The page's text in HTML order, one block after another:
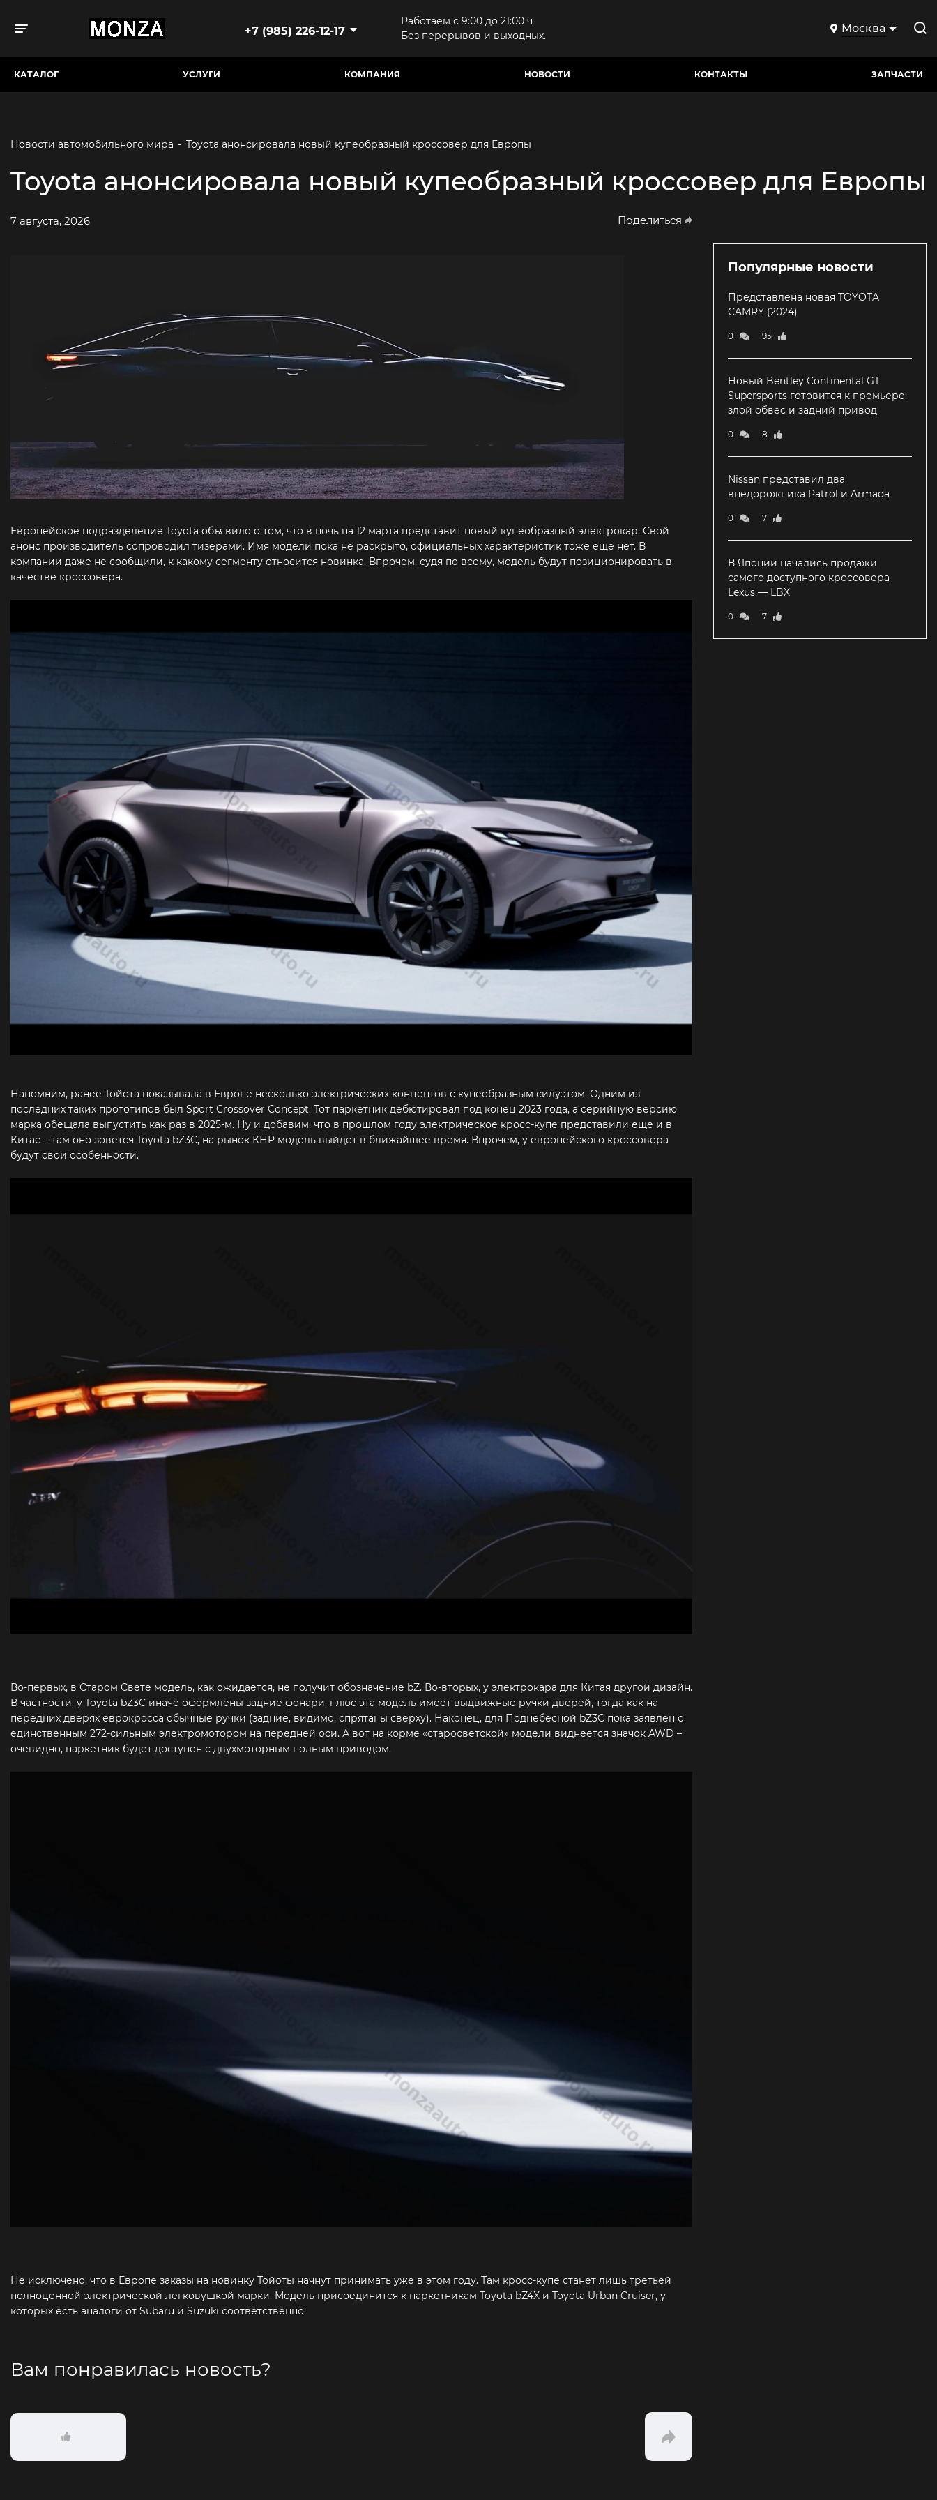
Toggle navigation +7 (985) 226-12-17
Работаем с 9:00 до 21:00 ч
Без перерывов и выходных.
Москва
КАТАЛОГ УСЛУГИ КОМПАНИЯ НОВОСТИ КОНТАКТЫ ЗАПЧАСТИ
Новости автомобильного мира - Toyota анонсировала новый купеобразный кроссовер для Европы
Toyota анонсировала новый купеобразный кроссовер для Европы
7 августа, 2026 Поделиться
Европейское подразделение Toyota объявило о том, что в ночь на 12 марта представит новый купеобразный электрокар. Свой
анонс производитель сопроводил тизерами. Имя модели пока не раскрыто, официальных характеристик тоже еще нет. В
компании даже не сообщили, к какому сегменту относится новинка. Впрочем, судя по всему, модель будут позиционировать в
качестве кроссовера.
Напомним, ранее Тойота показывала в Европе несколько электрических концептов с купеобразным силуэтом. Одним из
последних таких прототипов был Sport Crossover Concept. Тот паркетник дебютировал под конец 2023 года, а серийную версию
марка обещала выпустить как раз в 2025-м. Ну и добавим, что в прошлом году электрическое кросс-купе представили еще и в
Китае – там оно зовется Toyota bZ3C, на рынок КНР модель выйдет в ближайшее время. Впрочем, у европейского кроссовера
будут свои особенности.
Во-первых, в Старом Свете модель, как ожидается, не получит обозначение bZ. Во-вторых, у электрокара для Китая другой дизайн.
В частности, у Toyota bZ3C иначе оформлены задние фонари, плюс эта модель имеет выдвижные ручки дверей, тогда как на
передних дверях еврокросса обычные ручки (задние, видимо, спрятаны сверху). Наконец, для Поднебесной bZ3C пока заявлен с
единственным 272-сильным электромотором на передней оси. А вот на корме «старосветской» модели виднеется значок AWD –
очевидно, паркетник будет доступен с двухмоторным полным приводом.
Не исключено, что в Европе заказы на новинку Тойоты начнут принимать уже в этом году. Там кросс-купе станет лишь третьей
полноценной электрической легковушкой марки. Модель присоединится к паркетникам Toyota bZ4X и Toyota Urban Cruiser, у
которых есть аналоги от Subaru и Suzuki соответственно.
Вам понравилась новость?
Популярные новости
Представлена новая TOYOTA
CAMRY (2024)
0 95
Новый Bentley Continental GT
Supersports готовится к премьере:
злой обвес и задний привод
0 8
Nissan представил два
внедорожника Patrol и Armada
0 7
В Японии начались продажи
самого доступного кроссовера
Lexus — LBX
0 7